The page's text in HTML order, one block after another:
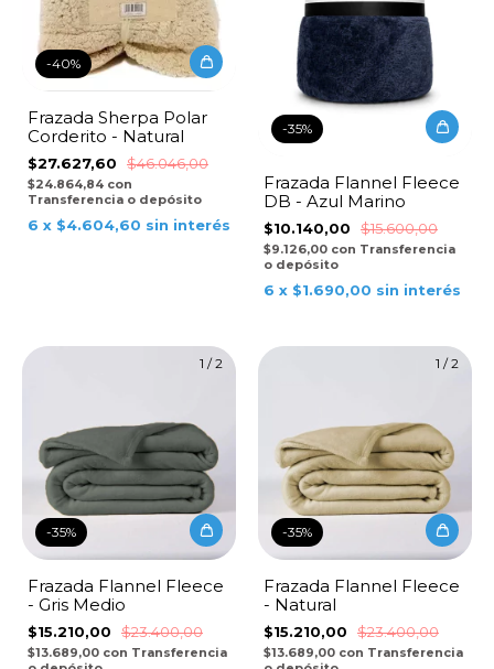
-40%
Frazada Sherpa Polar
Corderito - Natural
$27.627,60 $46.046,00
$24.864,84 con
Transferencia o depósito
6 x $4.604,60 sin interés
-35%
Frazada Flannel Fleece
DB - Azul Marino
$10.140,00 $15.600,00
$9.126,00 con Transferencia
o depósito
6 x $1.690,00 sin interés
1 /2
-35%
Frazada Flannel Fleece
- Gris Medio
$15.210,00 $23.400,00
$13.689,00 con Transferencia
1 /2
-35%
Frazada Flannel Fleece
- Natural
$15.210,00 $23.400,00
$13.689,00 con Transferencia